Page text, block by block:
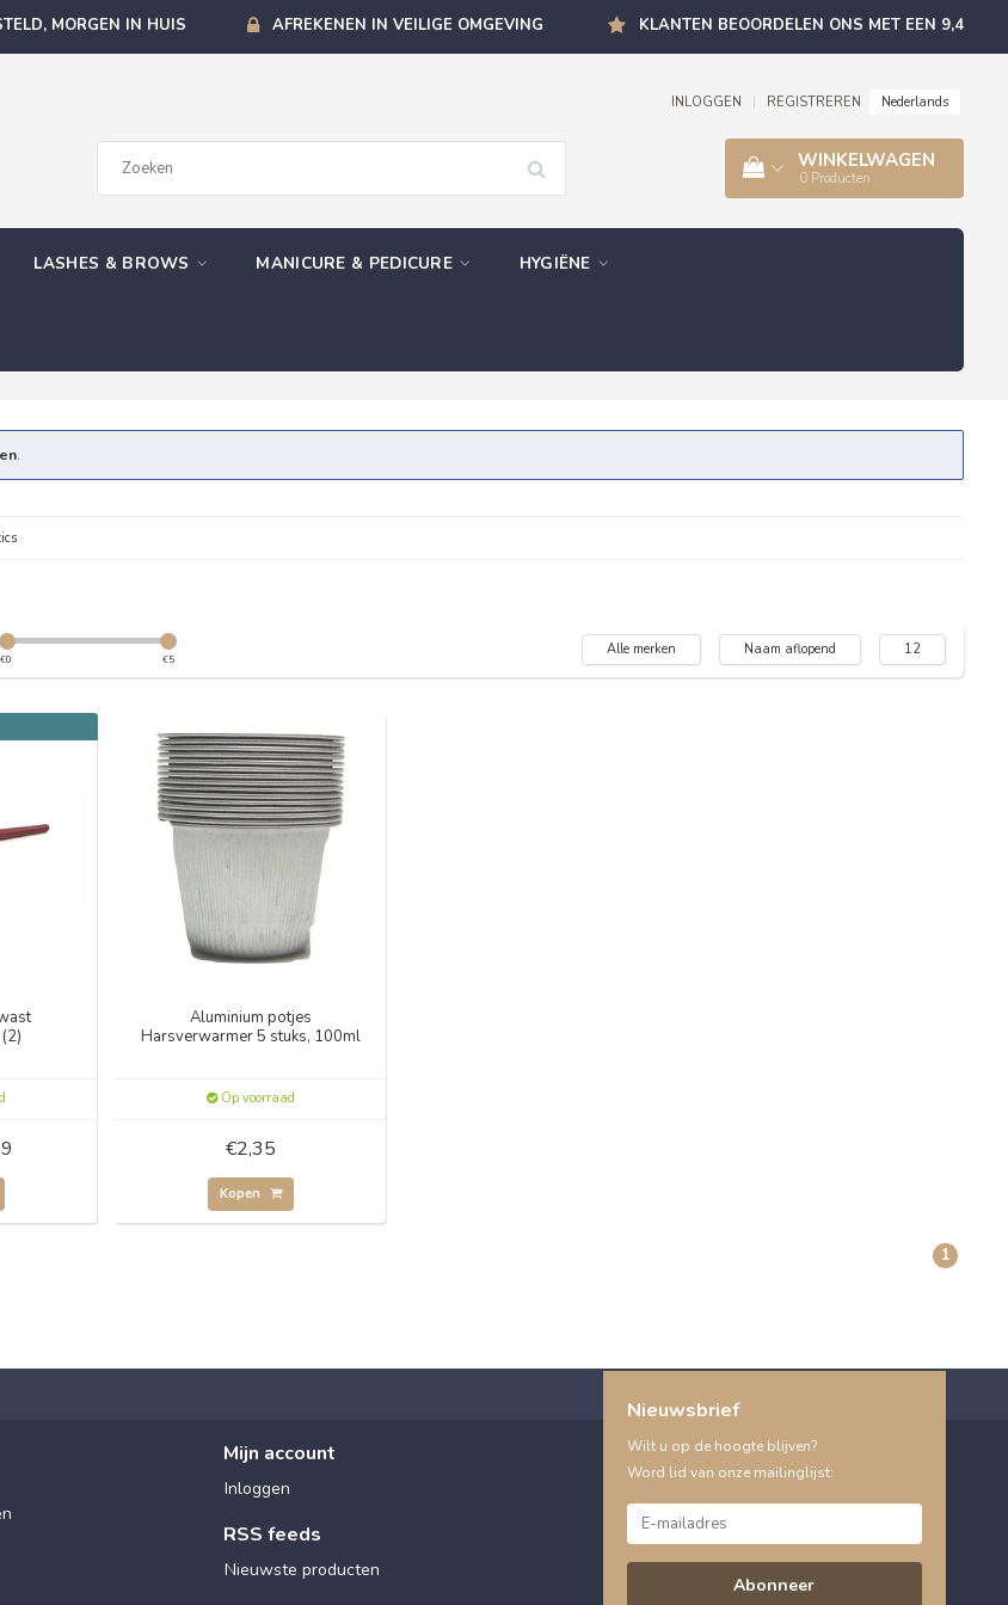
MORGEN IN HUIS AFREKENEN IN VEILIGE OMGEVING KLANTEN BEOORDELEN ONS MET EEN 9,4
INLOGGEN REGISTREREN Nederlands
WINKELWAGEN
0 Producten
LASHES & BROWS MANICURE & PEDICURE HYGIËNE
.
€0 €5
Alle merken Naam aflopend 12
Aluminium potjes
Harsverwarmer 5 stuks, 100ml
Op voorraad
€2,35
Kopen
1
Mijn account
Inloggen
RSS feeds
Nieuwste producten
Nieuwsbrief
Wilt u op de hoogte blijven?
Word lid van onze mailinglijst:
Abonneer